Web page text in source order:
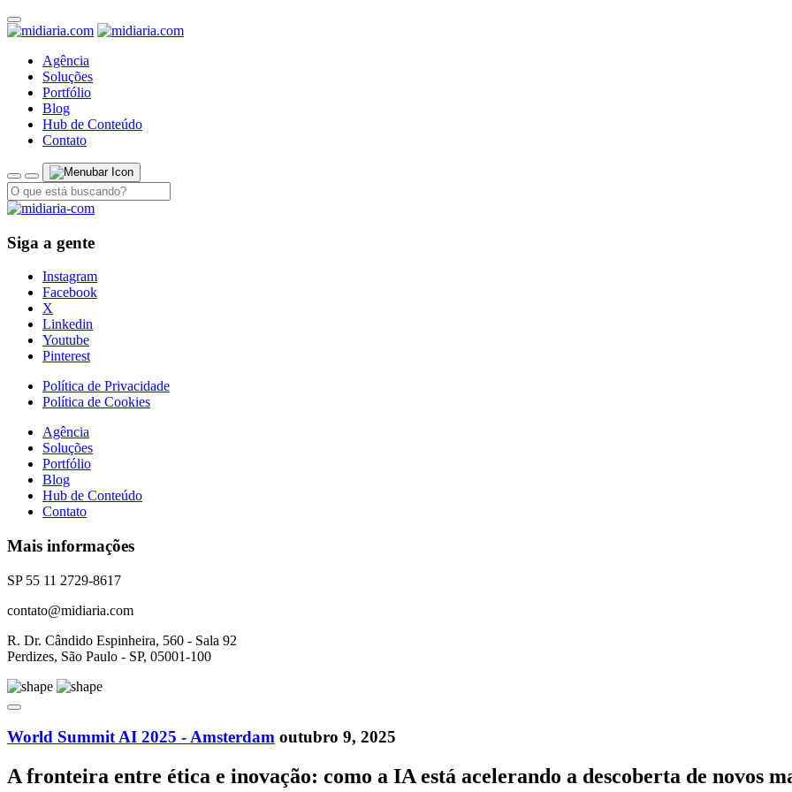
Agência
Soluções
Portfólio
Blog
Hub de Conteúdo
Contato
Siga a gente
Instagram
Facebook
X
Linkedin
Youtube
Pinterest
Política de Privacidade
Política de Cookies
Agência
Soluções
Portfólio
Blog
Hub de Conteúdo
Contato
Mais informações
SP 55 11 2729-8617
contato@midiaria.com
R. Dr. Cândido Espinheira, 560 - Sala 92
Perdizes, São Paulo - SP, 05001-100
World Summit AI 2025 - Amsterdam outubro 9, 2025
A fronteira entre ética e inovação: como a IA está acelerando a descoberta de novos